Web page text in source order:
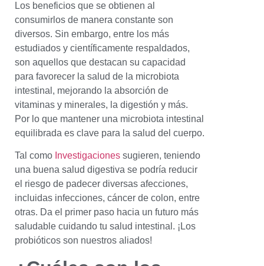
Los beneficios que se obtienen al
consumirlos de manera constante son
diversos. Sin embargo, entre los más
estudiados y científicamente respaldados,
son aquellos que destacan su capacidad
para favorecer la salud de la microbiota
intestinal, mejorando la absorción de
vitaminas y minerales, la digestión y más.
Por lo que mantener una microbiota intestinal
equilibrada es clave para la salud del cuerpo.
Tal como Investigaciones sugieren, teniendo
una buena salud digestiva se podría reducir
el riesgo de padecer diversas afecciones,
incluidas infecciones, cáncer de colon, entre
otras. Da el primer paso hacia un futuro más
saludable cuidando tu salud intestinal. ¡Los
probióticos son nuestros aliados!